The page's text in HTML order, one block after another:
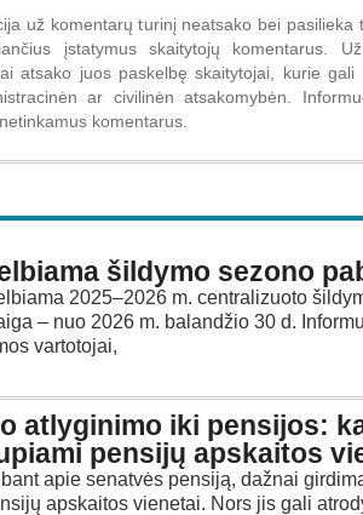
už komentarų turinį neatsako bei pasilieka
įstatymus skaitytojų komentarus.
atsako juos paskelbę skaitytojai, kurie gali
ar civilinėn atsakomybėn.
komentarus.
šildymo sezono
2025–2026 m. centralizuoto
– nuo 2026 m. balandžio 30 d.
vartotojai,
atlyginimo iki pensijos:
pensijų apskaitos
apie senatvės pensiją, dažnai
apskaitos vienetai. Nors jis gali